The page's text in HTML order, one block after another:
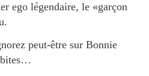
ego légendaire, le «garçon
peut-être sur Bonnie